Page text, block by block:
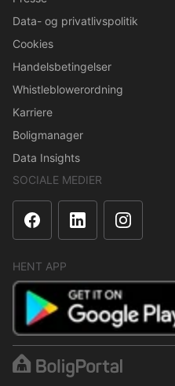
Data- og privatlivspolitik
Cookies
Handelsbetingelser
Whistleblowerordning
Karriere
Boligmanager
Data Insights
SOCIALE MEDIER
HENT APP